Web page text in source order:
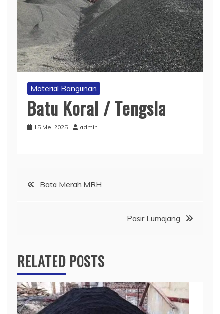
Material Bangunan
Batu Koral / Tengsla
15 Mei 2025 admin
Navigasi
Bata Merah MRH
Pasir Lumajang
RELATED POSTS